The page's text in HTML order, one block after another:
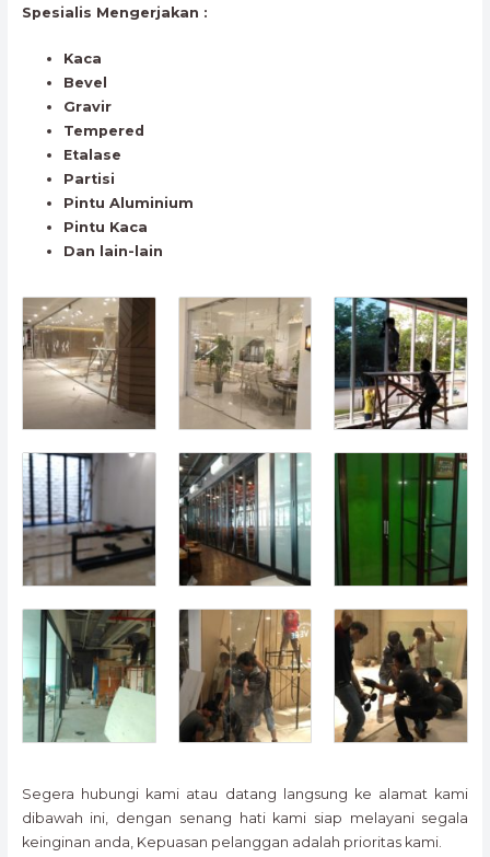
Spesialis Mengerjakan :
Kaca
Bevel
Gravir
Tempered
Etalase
Partisi
Pintu Aluminium
Pintu Kaca
Dan lain-lain
Segera hubungi kami atau datang langsung ke alamat kami
dibawah ini, dengan senang hati kami siap melayani segala
keinginan anda, Kepuasan pelanggan adalah prioritas kami.